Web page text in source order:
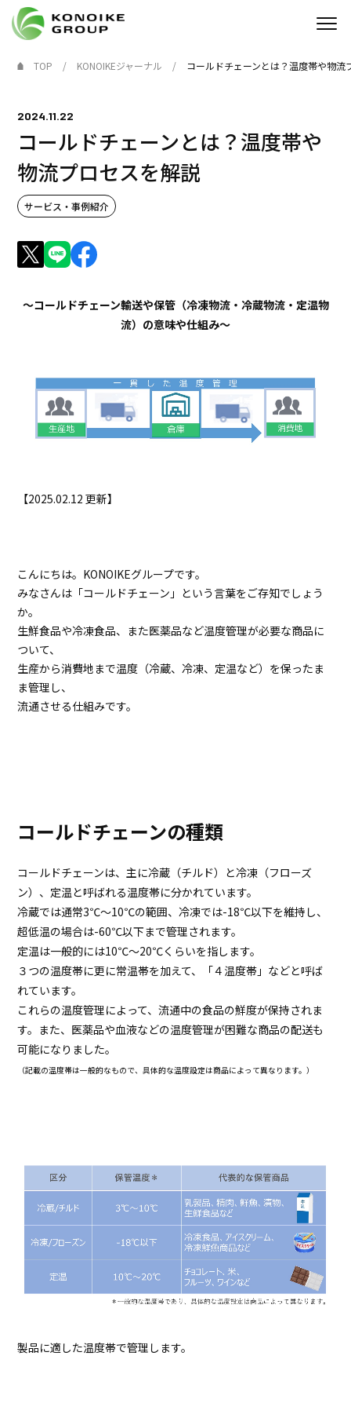
企業情報
ニュース
IR情報
サステナビリティ
ジャーナル
サービス・ソリューション
TOP KONOIKEジャーナル コールドチェーンとは？温度帯や物流
2024.11.22
コールドチェーンとは？温度帯や
物流プロセスを解説
サービス・事例紹介
～コールドチェーン輸送や保管（冷凍物流・冷蔵物流・定温物
流）の意味や仕組み～
【2025.02.12 更新】
こんにちは。KONOIKEグループです。
みなさんは「コールドチェーン」という言葉をご存知でしょう
か。
生鮮食品や冷凍食品、また医薬品など温度管理が必要な商品に
ついて、
生産から消費地まで温度（冷蔵、冷凍、定温など）を保ったま
ま管理し、
流通させる仕組みです。
コールドチェーンの種類
コールドチェーンは、主に冷蔵（チルド）と冷凍（フローズ
ン）、定温と呼ばれる温度帯に分かれています。
冷蔵では通常3℃～10℃の範囲、冷凍では-18℃以下を維持し、
超低温の場合は-60℃以下まで管理されます。
定温は一般的には10℃～20℃くらいを指します。
３つの温度帯に更に常温帯を加えて、「４温度帯」などと呼ば
れています。
これらの温度管理によって、流通中の食品の鮮度が保持されま
す。また、医薬品や血液などの温度管理が困難な商品の配送も
可能になりました。
（記載の温度帯は一般的なもので、具体的な温度設定は商品によって異なります。）
製品に適した温度帯で管理します。